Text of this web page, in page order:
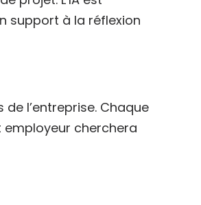
support à la réflexion
l’entreprise. Chaque
employeur cherchera